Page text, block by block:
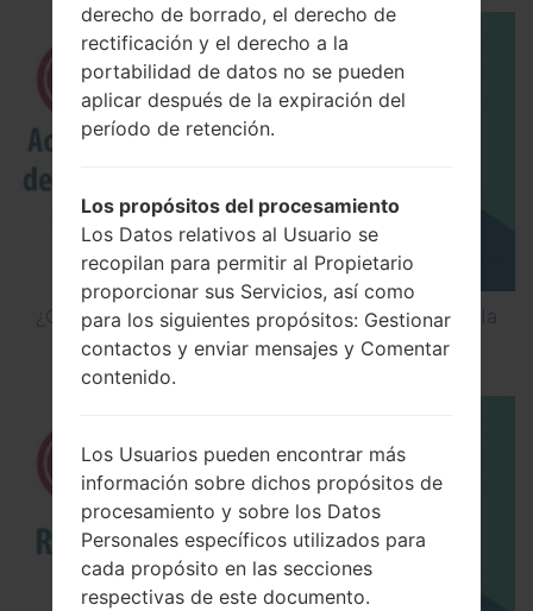
¿Cómo Activar las Opciones de Desarrollador y la
Depuración USB en LG?
derecho de borrado, el derecho de
rectificación y el derecho a la
portabilidad de datos no se pueden
aplicar después de la expiración del
período de retención.
Los propósitos del procesamiento
Los Datos relativos al Usuario se
recopilan para permitir al Propietario
proporcionar sus Servicios, así como
para los siguientes propósitos: Gestionar
contactos y enviar mensajes y Comentar
contenido.
Los Usuarios pueden encontrar más
información sobre dichos propósitos de
procesamiento y sobre los Datos
Personales específicos utilizados para
cada propósito en las secciones
respectivas de este documento.